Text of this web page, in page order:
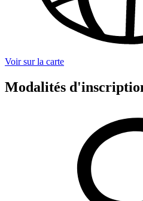
Voir sur la carte
Modalités